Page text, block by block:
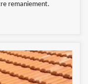
remaniement.